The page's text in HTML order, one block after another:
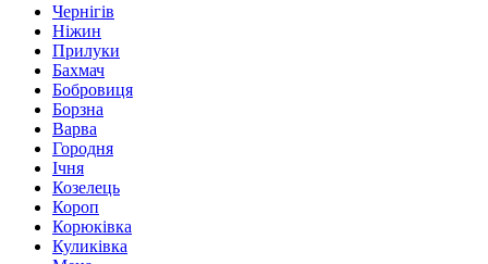
Чернігів
Ніжин
Прилуки
Бахмач
Бобровиця
Борзна
Варва
Городня
Ічня
Козелець
Короп
Корюківка
Куликівка